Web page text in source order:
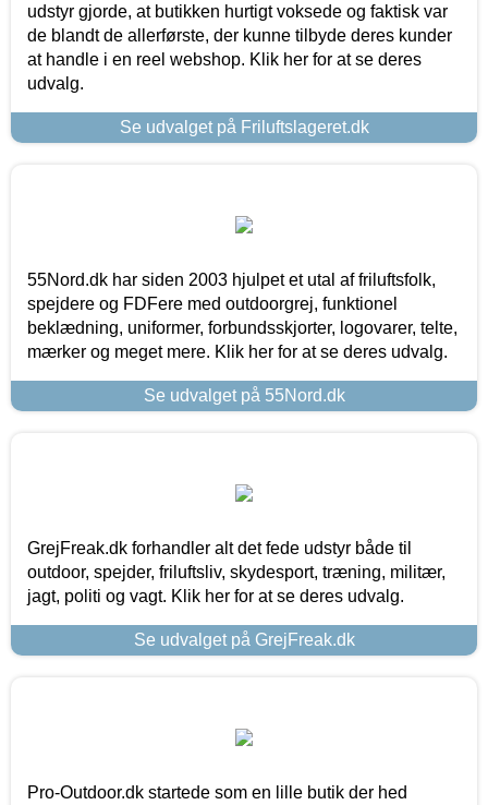
udstyr gjorde, at butikken hurtigt voksede og faktisk var
de blandt de allerførste, der kunne tilbyde deres kunder
at handle i en reel webshop. Klik her for at se deres
udvalg.
Se udvalget på Friluftslageret.dk
55Nord.dk har siden 2003 hjulpet et utal af friluftsfolk,
spejdere og FDFere med outdoorgrej, funktionel
beklædning, uniformer, forbundsskjorter, logovarer, telte,
mærker og meget mere. Klik her for at se deres udvalg.
Se udvalget på 55Nord.dk
GrejFreak.dk forhandler alt det fede udstyr både til
outdoor, spejder, friluftsliv, skydesport, træning, militær,
jagt, politi og vagt. Klik her for at se deres udvalg.
Se udvalget på GrejFreak.dk
Pro-Outdoor.dk startede som en lille butik der hed